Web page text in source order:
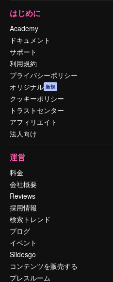
はじめに
Academy
ドキュメント
サポート
利用規約
プライバシーポリシー
オリジナル 新規
クッキーポリシー
トラストセンター
アフィリエイト
法人向け
運営
料金
会社概要
Reviews
採用情報
検索トレンド
ブログ
イベント
Slidesgo
コンテンツを販売する
プレスルーム